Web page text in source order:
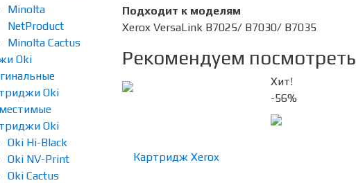
Minolta
NetProduct
Minolta Cactus
Oki
Oki
Oki
Oki Hi-Black
Oki NV-Print
Oki Cactus
Подходит к моделям
Xerox VersaLink B7025/ B7030/ B7035
Рекомендуем посмотреть
Хит!
-56%